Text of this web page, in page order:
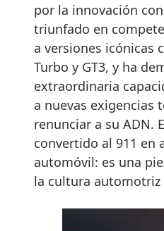
por la innovación
triunfado en
a versiones icónicas
Turbo y GT3, y ha
extraordinaria
a nuevas exigencias
renunciar a su ADN.
convertido al 911 en
automóvil: es una
la cultura